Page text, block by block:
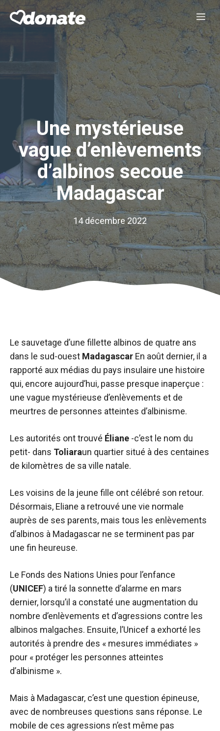
Aller
Une mystérieuse
vague d’enlèvements
d’albinos secoue
Madagascar
14 décembre 2022
Le sauvetage d’une fillette albinos de quatre ans
dans le sud-ouest Madagascar En août dernier, il a
rapporté aux médias du pays insulaire une histoire
qui, encore aujourd’hui, passe presque inaperçue :
une vague mystérieuse d’enlèvements et de
meurtres de personnes atteintes d’albinisme.
Les autorités ont trouvé Éliane -c’est le nom du
petit- dans Toliaraun quartier situé à des centaines
de kilomètres de sa ville natale.
Les voisins de la jeune fille ont célébré son retour.
Désormais, Eliane a retrouvé une vie normale
auprès de ses parents, mais tous les enlèvements
d’albinos à Madagascar ne se terminent pas par
une fin heureuse.
Le Fonds des Nations Unies pour l’enfance
(UNICEF) a tiré la sonnette d’alarme en mars
dernier, lorsqu’il a constaté une augmentation du
nombre d’enlèvements et d’agressions contre les
albinos malgaches. Ensuite, l’Unicef ​​a exhorté les
autorités à prendre des « mesures immédiates »
pour « protéger les personnes atteintes
d’albinisme ».
Mais à Madagascar, c’est une question épineuse,
avec de nombreuses questions sans réponse. Le
mobile de ces agressions n’est même pas